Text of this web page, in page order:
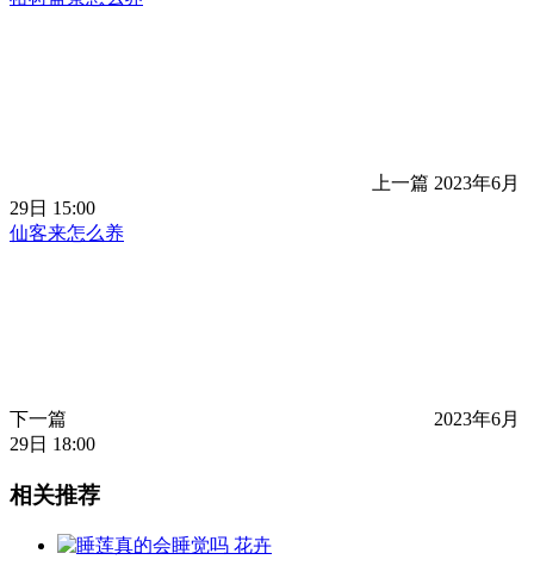
上一篇 2023年6月
29日 15:00
仙客来怎么养
下一篇
2023年6月
29日 18:00
相关推荐
花卉